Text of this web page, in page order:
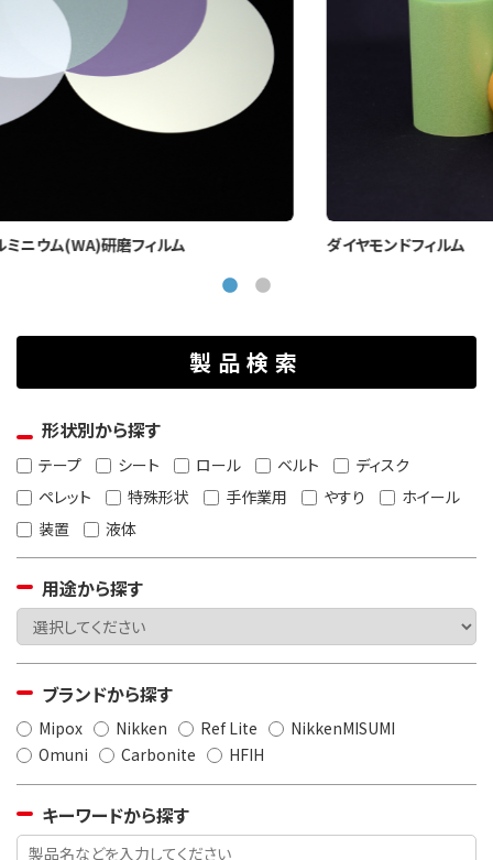
ダイヤモンドフィルム
製品検索
形状別から探す
テープ シート ロール ベルト
ディスク
ペレット
特殊形状 手作業用 やすり
ホイール
装置
液体
用途から探す
ブランドから探す
Mipox Nikken Ref Lite
NikkenMISUMI
Omuni
Carbonite HFIH
キーワードから探す